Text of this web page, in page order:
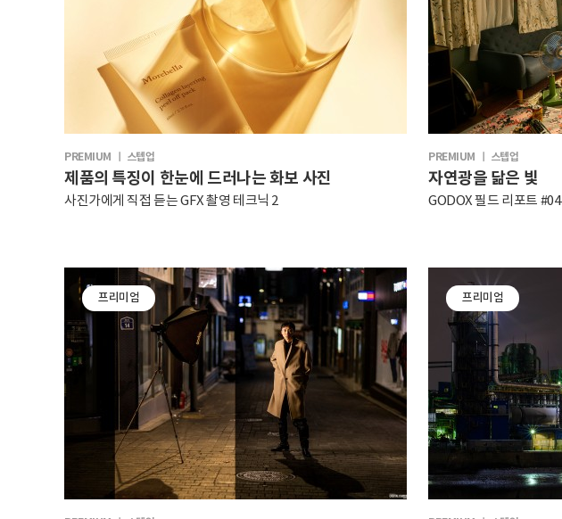
PREMIUM ㅣ 스텝업
제품의 특징이 한눈에 드러나는 화보 사진
사진가에게 직접 듣는 GFX 촬영 테크닉 2
PREMIUM ㅣ 스텝업
자연광을 닮은 빛
GODOX 필드 리포트 #04
프리미엄 프리미엄